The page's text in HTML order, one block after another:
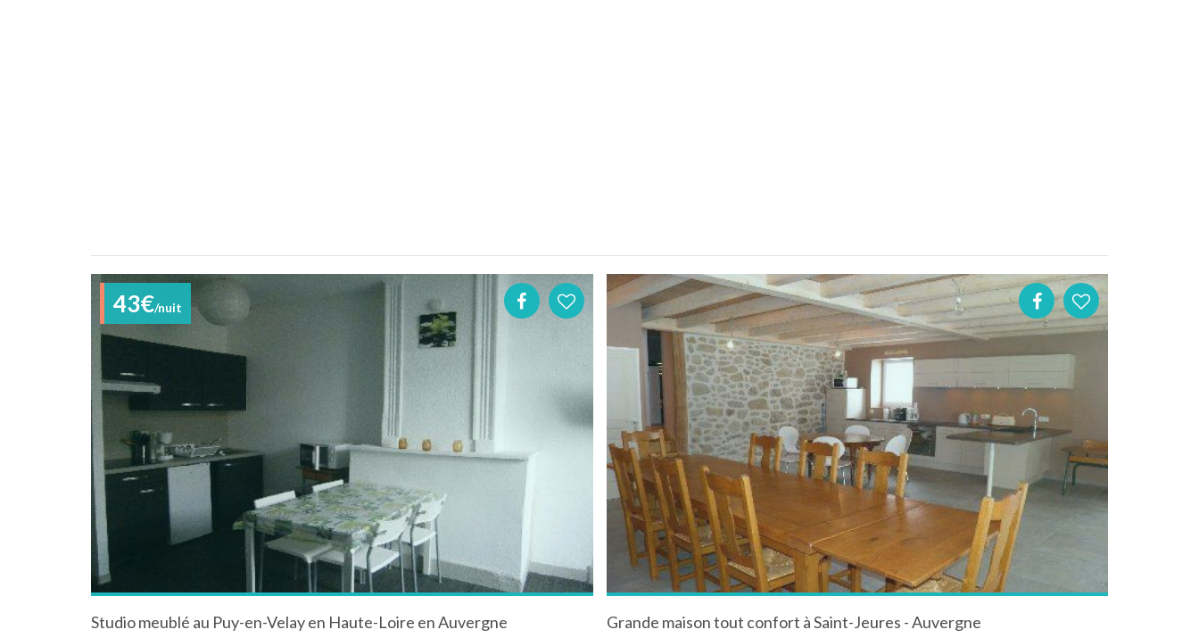
43€/nuit
Studio meublé au Puy-en-Velay en Haute-Loire en Auvergne Grande maison tout confort à Saint-Jeures - Auvergne